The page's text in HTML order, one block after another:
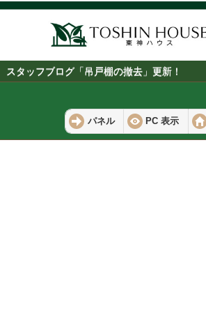
スタッフブログ「吊戸棚の撤去」更新！
パネル PC 表示